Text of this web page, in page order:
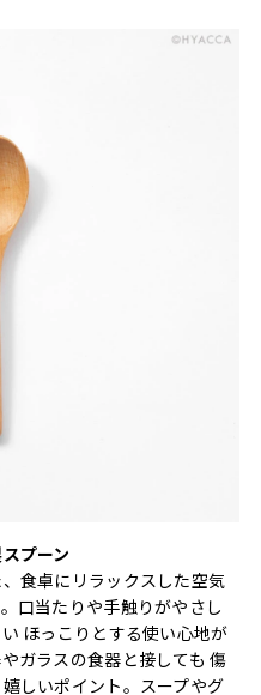
プーン
食卓にリラックスした空気
口当たりや手触りがやさし
ほっこりとする使い心地が
ガラスの食器と接しても 傷
しいポイント。スープやグ